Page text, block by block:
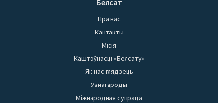
Белсат
Пра нас
Кантакты
Місія
Каштоўнасці «Белсату»
Як нас глядзець
Узнагароды
Міжнародная супраца